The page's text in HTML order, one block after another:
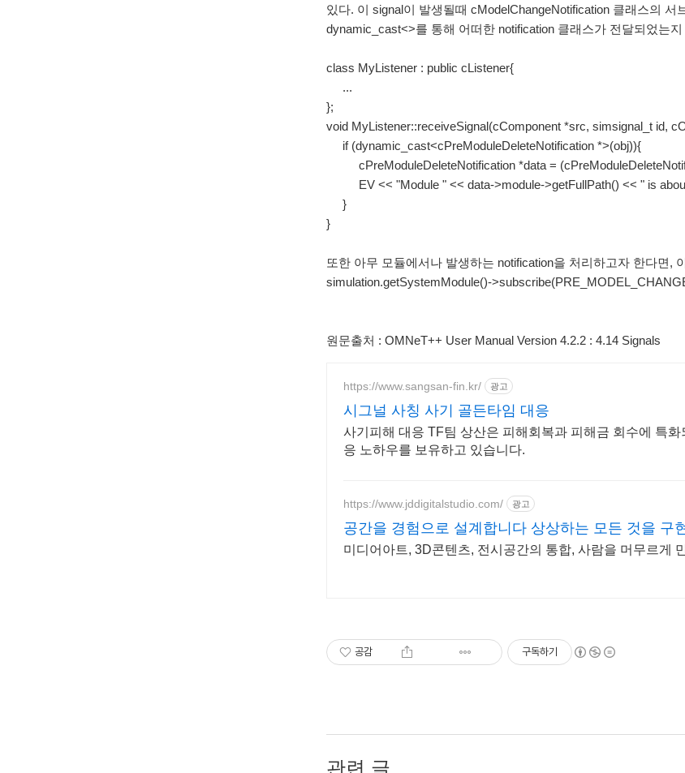
있다. 이 signal이 발생될때 cModelChangeNotification 클래스의
dynamic_cast<>를 통해 어떠한 notification 클래스가 전달되었는
class MyListener : public cListener{
...
};
void MyListener::receiveSignal(cComponent *src, simsignal_t id,
if (dynamic_cast<cPreModuleDeleteNotification *>(obj)){
cPreModuleDeleteNotification *data =
EV << "Module " << data->module->getFullPath() << " is
}
}
또한 아무 모듈에서나 발생하는 notification을 처리하고자 한다면,
simulation.getSystemModule()-
원문출처 : OMNeT++ User Manual Version 4.2.2 : 4.14 Signals
https://www.sangsan-fin.kr/ 광고
시그널 사칭 사기 골든타임 대응
사기피해 대응 TF팀 상산은 피해회복과 피해금 회수에 특
응 노하우를 보유하고 있습니다.
https://www.jddigitalstudio.com/ 광고
공간을 경험으로 설계합니다 상상하는 모든 것을 구
미디어아트, 3D콘텐츠, 전시공간의 통합, 사람을 머무르게
공감 구독하기
관련 글